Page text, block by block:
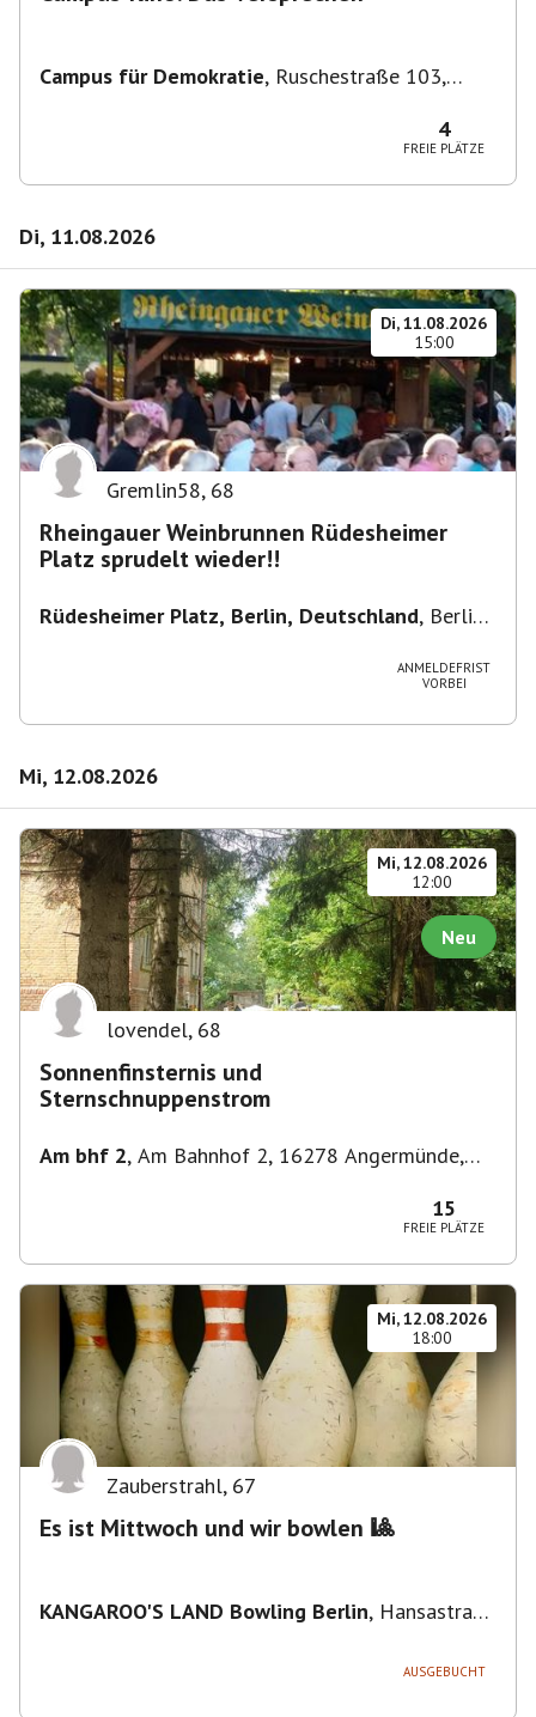
Campus für Demokratie, Ruschestraße 103,
4
FREIE PLÄTZE
Di, 11.08.2026
Di, 11.08.2026
15:00
Gremlin58, 68
Rheingauer Weinbrunnen Rüdesheimer
Platz sprudelt wieder!!
Rüdesheimer Platz, Berlin, Deutschland, Berlin-
ANMELDEFRIST
VORBEI
Mi, 12.08.2026
Mi, 12.08.2026
12:00
Neu
lovendel, 68
Sonnenfinsternis und
Sternschnuppenstrom
Am bhf 2, Am Bahnhof 2, 16278 Angermünde,
15
FREIE PLÄTZE
Mi, 12.08.2026
18:00
Zauberstrahl, 67
Es ist Mittwoch und wir bowlen 🎱
KANGAROO'S LAND Bowling Berlin, Hansastraße
AUSGEBUCHT